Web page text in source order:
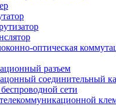
оптическая
разъем
соединительный
сети